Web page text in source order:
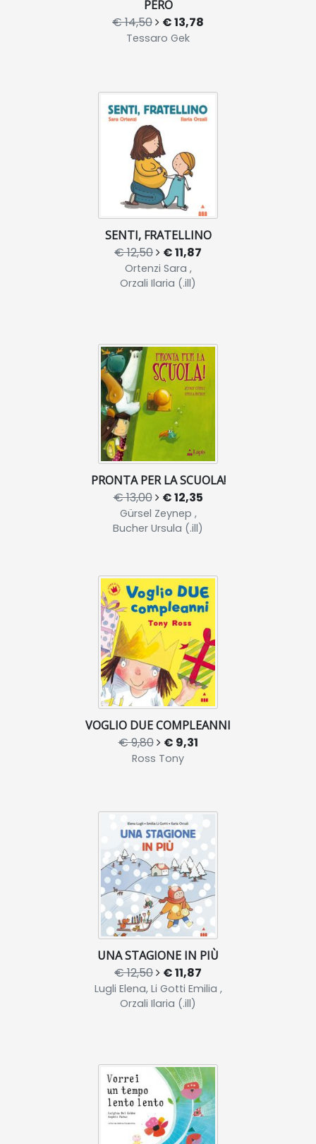
PERÒ
€ 14,50 € 13,78
Tessaro Gek
SENTI, FRATELLINO
€ 12,50 € 11,87
Ortenzi Sara ,
Orzali Ilaria (.ill)
PRONTA PER LA SCUOLA!
€ 13,00 € 12,35
Gürsel Zeynep ,
Bucher Ursula (.ill)
VOGLIO DUE COMPLEANNI
€ 9,80 € 9,31
Ross Tony
UNA STAGIONE IN PIÙ
€ 12,50 € 11,87
Lugli Elena, Li Gotti Emilia ,
Orzali Ilaria (.ill)